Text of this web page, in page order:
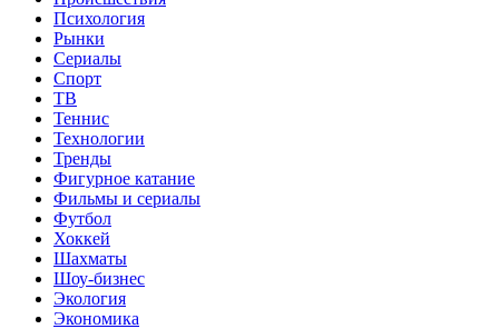
Психология
Рынки
Сериалы
Спорт
ТВ
Теннис
Технологии
Тренды
Фигурное катание
Фильмы и сериалы
Футбол
Хоккей
Шахматы
Шоу-бизнес
Экология
Экономика